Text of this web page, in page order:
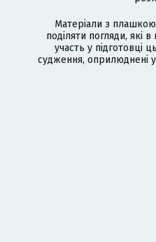
Матеріали з
поділяти погляди,
участь у підготовці
судження, оприлюднені у